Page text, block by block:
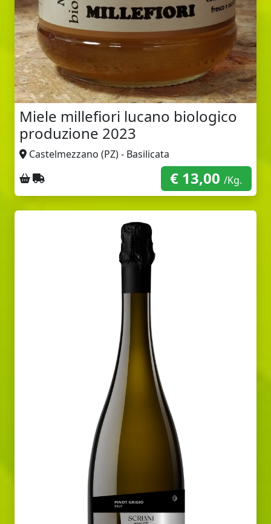
Miele millefiori lucano biologico
produzione 2023
Castelmezzano (PZ) - Basilicata
Ritiro sul posto
Spedizione con corriere € 13,00/Kg.